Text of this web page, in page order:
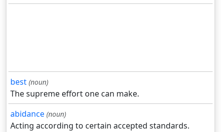
best (noun)
The supreme effort one can make.
abidance (noun)
Acting according to certain accepted standards.